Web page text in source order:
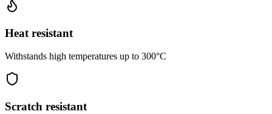
Heat resistant
Withstands high temperatures up to 300°C
Scratch resistant